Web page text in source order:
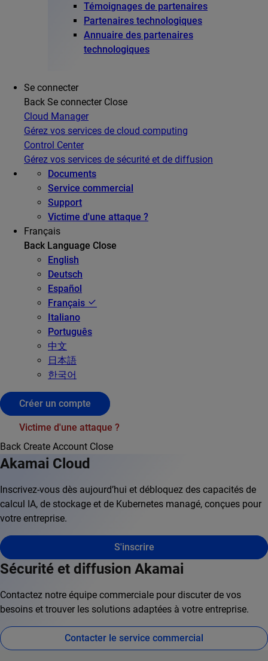
Témoignages de partenaires
Partenaires technologiques
Annuaire des partenaires
technologiques
Se connecter
Back Se connecter Close
Cloud Manager
Gérez vos services de cloud computing
Control Center
Gérez vos services de sécurité et de diffusion
Documents
Service commercial
Support
Victime d'une attaque ?
Français
Back Language Close
English
Deutsch
Español
Français
Italiano
Português
中文
日本語
한국어
Créer un compte
Victime d'une attaque ?
Back Create Account Close
Akamai Cloud
Inscrivez-vous dès aujourd’hui et débloquez des capacités de
calcul IA, de stockage et de Kubernetes managé, conçues pour
votre entreprise.
S'inscrire
Sécurité et diffusion Akamai
Contactez notre équipe commerciale pour discuter de vos
besoins et trouver les solutions adaptées à votre entreprise.
Contacter le service commercial